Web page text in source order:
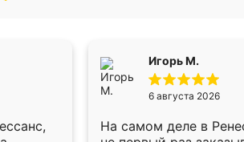
Игорь М.
6 августа 2026
На самом деле в